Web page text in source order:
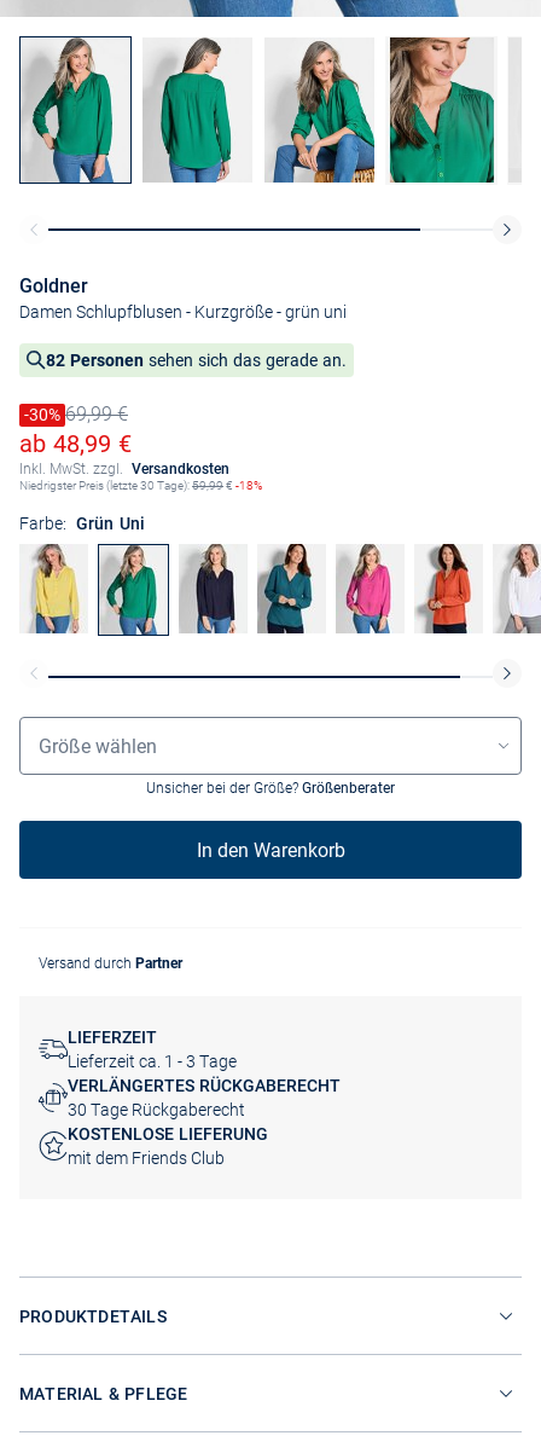
Goldner
Damen Schlupfblusen - Kurzgröße- grün uni
82 Personen sehen sich das gerade an.
Preis reduziert um
-30%
Alter Preis69,99 €
Ermäßigter Preis
ab 48,99 €
Inkl. MwSt. zzgl. Versandkosten
Niedrigster Preis (letzte 30 Tage):59,99€ -18%
Farbe: Grün Uni
Grössenauswahl
Größe wählen
Unsicher bei der Größe? Größenberater
In den Warenkorb
Versand durch Partner
LIEFERZEIT
Lieferzeit ca. 1 - 3 Tage
VERLÄNGERTES RÜCKGABERECHT
30 Tage Rückgaberecht
KOSTENLOSE LIEFERUNG
mit dem Friends Club
PRODUKTDETAILS
MATERIAL & PFLEGE